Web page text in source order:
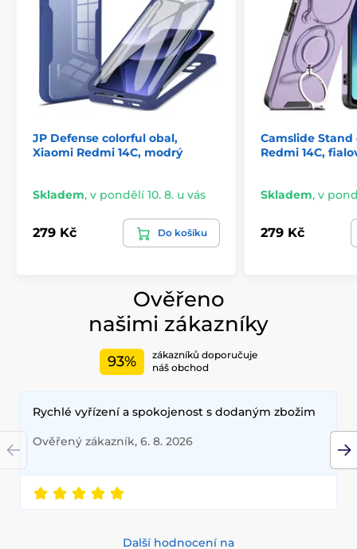
Prošívání na okrajích
: Pro vyšší odolnost a stylový
Vnitřní povrch ze semiše: Chrání displej před
oděrkami a zajišťuje, že váš telefon bude vždy v
bezpečí.
Silný magnetický uzávěr
: Drží pouzdro pevně
JP Defense colorful obal,
Xiaomi Redmi 14C, modrý
Skladem, v pondělí 10. 8. u vás
279 Kč Do košíku
Camslide Stand
Redmi 14C,
Skladem, v
279 Kč
Ověřeno
našimi zákazníky
93%
zákazníků doporučuje
náš obchod
Rychlé vyřízení a spokojenost s dodaným zbožim
Ověřený zákazník, 6. 8. 2026
Další hodnocení na